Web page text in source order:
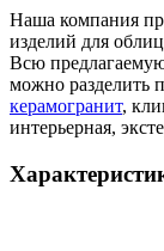
Наша компания
изделий для
Всю
можно разделить
керамогранит,
интерьерная,